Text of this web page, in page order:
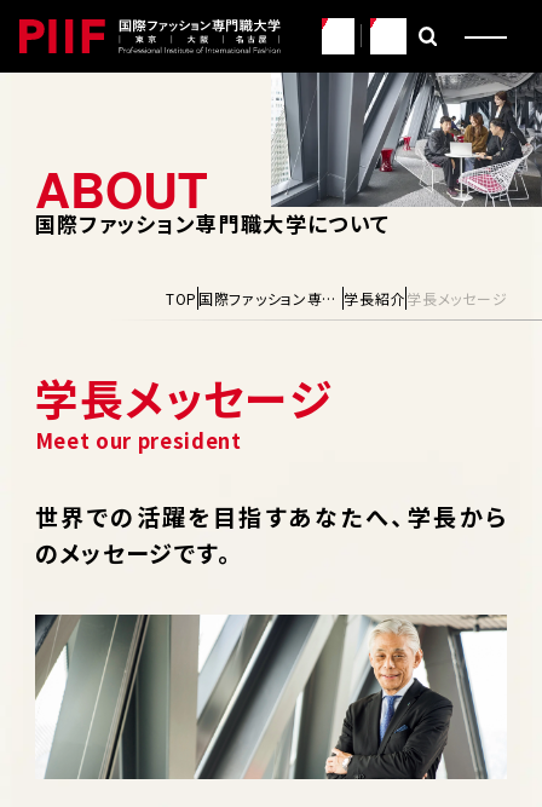
JP EN
国際ファッション専門職大学について
学長メッセージ
世界での活躍を目指すあなたへ、学長から
のメッセージです。
TOP 国際ファッション専門職大学について 学長紹介学長メッセージ